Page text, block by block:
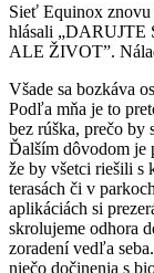
Sieť Equinox
hlásali „DARUJTE
ALE ŽIVOT”.
Všade sa bozkáva
Podľa mňa je to
bez rúška, prečo by
Ďalším dôvodom je
že by všetci riešili s
terasách či v
aplikáciách si
skrolujeme odhora
zoradení vedľa
niečo dočinenia s